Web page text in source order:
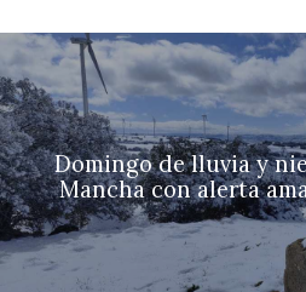
Domingo de lluvia y
Mancha con alerta